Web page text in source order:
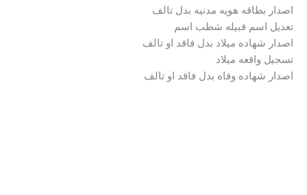
اصدار بطاقه هويه مدنيه بدل تالف
تعديل اسم قبيله شطب اسم
اصدار شهاده ميلاد بدل فاقد او تالف
تسجيل واقعه ميلاد
اصدار شهاده وفاه بدل فاقد او تالف